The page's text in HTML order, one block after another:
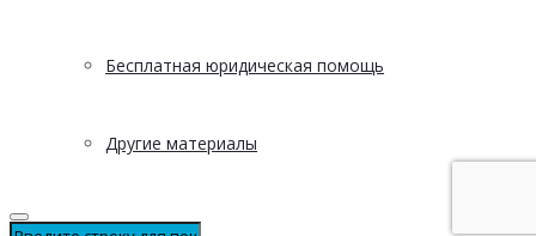
Бесплатная юридическая помощь
Другие материалы